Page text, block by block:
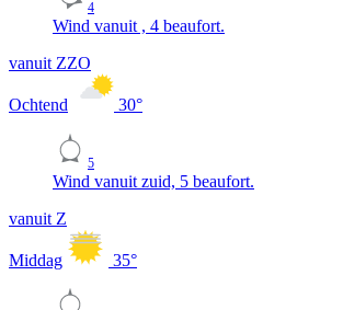
4
Wind vanuit , 4 beaufort.
vanuit ZZO
Ochtend 30°
5
Wind vanuit zuid, 5 beaufort.
vanuit Z
Middag 35°